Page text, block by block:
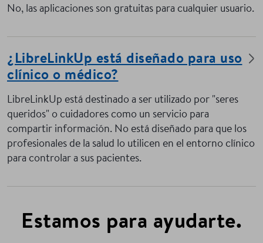
No, las aplicaciones son gratuitas para cualquier usuario.
¿LibreLinkUp está diseñado para uso
clínico o médico?
LibreLinkUp está destinado a ser utilizado por "seres
queridos" o cuidadores como un servicio para
compartir información. No está diseñado para que los
profesionales de la salud lo utilicen en el entorno clínico
para controlar a sus pacientes.
Estamos para ayudarte.